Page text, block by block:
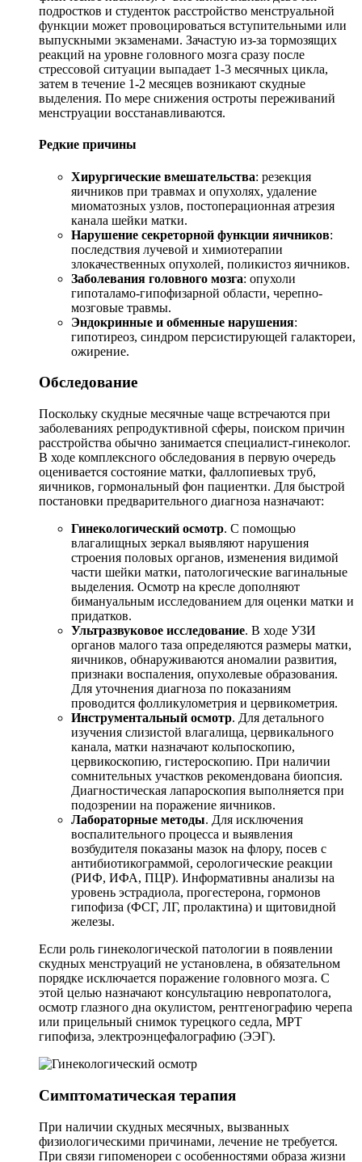
подростков и студенток расстройство менструальной
функции может провоцироваться вступительными или
выпускными экзаменами. Зачастую из-за тормозящих
реакций на уровне головного мозга сразу после
стрессовой ситуации выпадает 1-3 месячных цикла,
затем в течение 1-2 месяцев возникают скудные
выделения. По мере снижения остроты переживаний
менструации восстанавливаются.
Редкие причины
Хирургические вмешательства: резекция
яичников при травмах и опухолях, удаление
миоматозных узлов, постоперационная атрезия
канала шейки матки.
Нарушение секреторной функции яичников:
последствия лучевой и химиотерапии
злокачественных опухолей, поликистоз яичников.
Заболевания головного мозга: опухоли
гипоталамо-гипофизарной области, черепно-
мозговые травмы.
Эндокринные и обменные нарушения:
гипотиреоз, синдром персистирующей галактореи,
ожирение.
Обследование
Поскольку скудные месячные чаще встречаются при
заболеваниях репродуктивной сферы, поиском причин
расстройства обычно занимается специалист-гинеколог.
В ходе комплексного обследования в первую очередь
оценивается состояние матки, фаллопиевых труб,
яичников, гормональный фон пациентки. Для быстрой
постановки предварительного диагноза назначают:
Гинекологический осмотр. С помощью
влагалищных зеркал выявляют нарушения
строения половых органов, изменения видимой
части шейки матки, патологические вагинальные
выделения. Осмотр на кресле дополняют
бимануальным исследованием для оценки матки и
придатков.
Ультразвуковое исследование. В ходе УЗИ
органов малого таза определяются размеры матки,
яичников, обнаруживаются аномалии развития,
признаки воспаления, опухолевые образования.
Для уточнения диагноза по показаниям
проводится фолликулометрия и цервикометрия.
Инструментальный осмотр. Для детального
изучения слизистой влагалища, цервикального
канала, матки назначают кольпоскопию,
цервикоскопию, гистероскопию. При наличии
сомнительных участков рекомендована биопсия.
Диагностическая лапароскопия выполняется при
подозрении на поражение яичников.
Лабораторные методы. Для исключения
воспалительного процесса и выявления
возбудителя показаны мазок на флору, посев с
антибиотикограммой, серологические реакции
(РИФ, ИФА, ПЦР). Информативны анализы на
уровень эстрадиола, прогестерона, гормонов
гипофиза (ФСГ, ЛГ, пролактина) и щитовидной
железы.
Если роль гинекологической патологии в появлении
скудных менструаций не установлена, в обязательном
порядке исключается поражение головного мозга. С
этой целью назначают консультацию невропатолога,
осмотр глазного дна окулистом, рентгенографию черепа
или прицельный снимок турецкого седла, МРТ
гипофиза, электроэнцефалографию (ЭЭГ).
Симптоматическая терапия
При наличии скудных месячных, вызванных
физиологическими причинами, лечение не требуется.
При связи гипоменореи с особенностями образа жизни